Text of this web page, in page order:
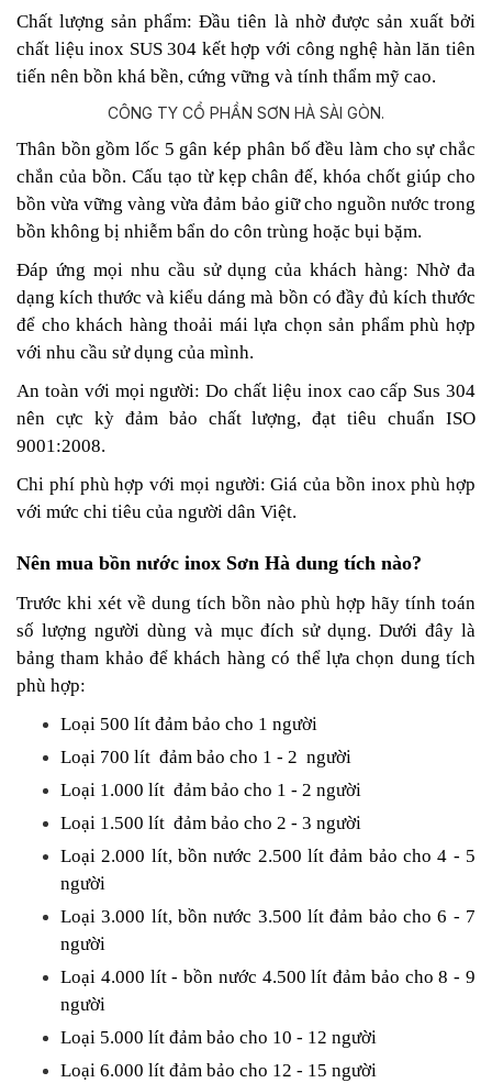
Chất lượng sản phẩm: Đầu tiên là nhờ được sản xuất bởi
chất liệu inox SUS 304 kết hợp với công nghệ hàn lăn tiên
tiến nên bồn khá bền, cứng vững và tính thẩm mỹ cao.
Thân bồn gồm lốc 5 gân kép phân bố đều làm cho sự chắc
chắn của bồn. Cấu tạo từ kẹp chân đế, khóa chốt giúp cho
bồn vừa vững vàng vừa đảm bảo giữ cho nguồn nước trong
bồn không bị nhiễm bẩn do côn trùng hoặc bụi bặm.
Đáp ứng mọi nhu cầu sử dụng của khách hàng: Nhờ đa
dạng kích thước và kiểu dáng mà bồn có đầy đủ kích thước
để cho khách hàng thoải mái lựa chọn sản phẩm phù hợp
với nhu cầu sử dụng của mình.
An toàn với mọi người: Do chất liệu inox cao cấp Sus 304
nên cực kỳ đảm bảo chất lượng, đạt tiêu chuẩn ISO
9001:2008.
Chi phí phù hợp với mọi người: Giá của bồn inox phù hợp
với mức chi tiêu của người dân Việt.
Nên mua bồn nước inox Sơn Hà dung tích nào?
Trước khi xét về dung tích bồn nào phù hợp hãy tính toán
số lượng người dùng và mục đích sử dụng. Dưới đây là
bảng tham khảo để khách hàng có thể lựa chọn dung tích
phù hợp:
Loại 500 lít đảm bảo cho 1 người
Loại 700 lít đảm bảo cho 1 - 2 người
Loại 1.000 lít đảm bảo cho 1 - 2 người
Loại 1.500 lít đảm bảo cho 2 - 3 người
Loại 2.000 lít, bồn nước 2.500 lít đảm bảo cho 4 - 5
người
Loại 3.000 lít, bồn nước 3.500 lít đảm bảo cho 6 - 7
người
Loại 4.000 lít - bồn nước 4.500 lít đảm bảo cho 8 - 9
người
Loại 5.000 lít đảm bảo cho 10 - 12 người
Loại 6.000 lít đảm bảo cho 12 - 15 người